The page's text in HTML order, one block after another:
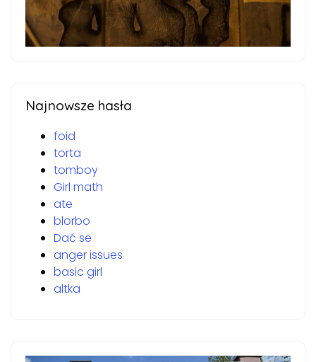
Najnowsze hasła
foid
torta
tomboy
Girl math
ate
blorbo
Dać se
anger issues
basic girl
altka